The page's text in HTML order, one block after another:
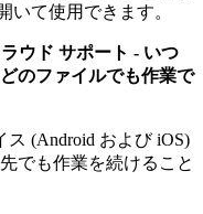
いて使用できます。
ウド サポート - いつ
のファイルでも作業で
ス (Android および iOS)
でも作業を続けること